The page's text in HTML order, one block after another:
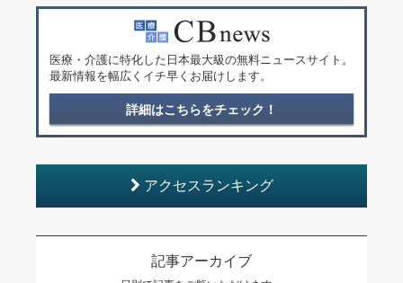
医療・介護に特化した日本最大級の無料ニュースサイト。
最新情報を幅広くイチ早くお届けします。
詳細はこちらをチェック！
アクセスランキング
記事アーカイブ